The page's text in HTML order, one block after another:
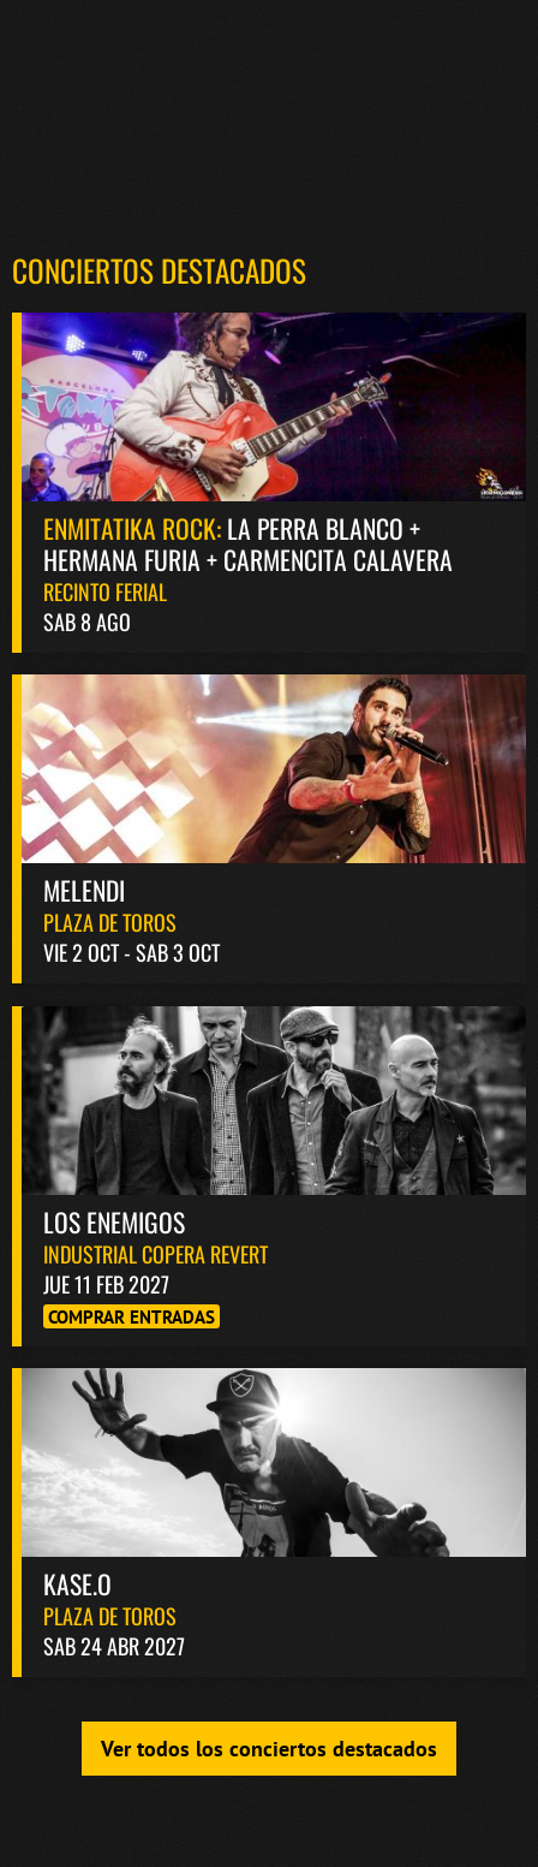
CONCIERTOS DESTACADOS
ENMITATIKA ROCK:LA PERRA BLANCO +
HERMANA FURIA + CARMENCITA CALAVERA
RECINTO FERIAL
SAB 8 AGO
MELENDI
PLAZA DE TOROS
VIE 2 OCT - SAB 3 OCT
LOS ENEMIGOS
INDUSTRIAL COPERA REVERT
JUE 11 FEB 2027
COMPRAR ENTRADAS
KASE.O
PLAZA DE TOROS
SAB 24 ABR 2027
Ver todos los conciertos destacados